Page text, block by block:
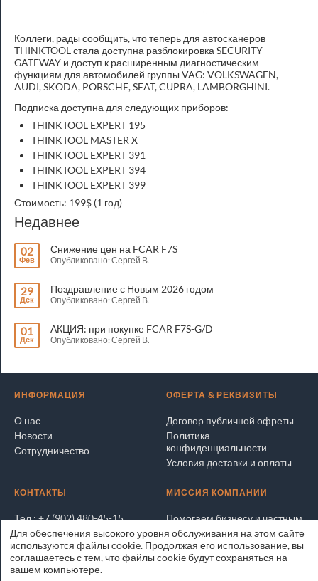
Коллеги, рады сообщить, что теперь для автосканеров
THINKTOOL стала доступна разблокировка SECURITY
GATEWAY и доступ к расширенным диагностическим
функциям для автомобилей группы VAG: VOLKSWAGEN,
AUDI, SKODA, PORSCHE, SEAT, CUPRA, LAMBORGHINI.
Подписка доступна для следующих приборов:
THINKTOOL EXPERT 195
THINKTOOL MASTER X
THINKTOOL EXPERT 391
THINKTOOL EXPERT 394
THINKTOOL EXPERT 399
Стоимость: 199$ (1 год)
Недавнее
02
Фев
Снижение цен на FCAR F7S
Опубликовано: Сергей В.
29
Дек
Поздравление с Новым 2026 годом
Опубликовано: Сергей В.
01
Дек
АКЦИЯ: при покупке FCAR F7S-G/D
Опубликовано: Сергей В.
ИНФОРМАЦИЯ
О нас
Новости
Сотрудничество
ОФЕРТА & РЕКВИЗИТЫ
Договор публичной офреты
Политика
конфиденциальности
Условия доставки и оплаты
КОНТАКТЫ
Тел.: +7 (902) 480-45-15
Написать электронное
письмо
Адрес на карте
МИССИЯ КОМПАНИИ
Помогаем бизнесу и частным
лицам покупать и продавать
выгодно и безопасно
ЭксперТРЕЙД.РУ © 2025
Для обеспечения высокого уровня обслуживания на этом сайте
используются файлы cookie. Продолжая его использование, вы
соглашаетесь с тем, что файлы cookie будут сохраняться на
вашем компьютере.